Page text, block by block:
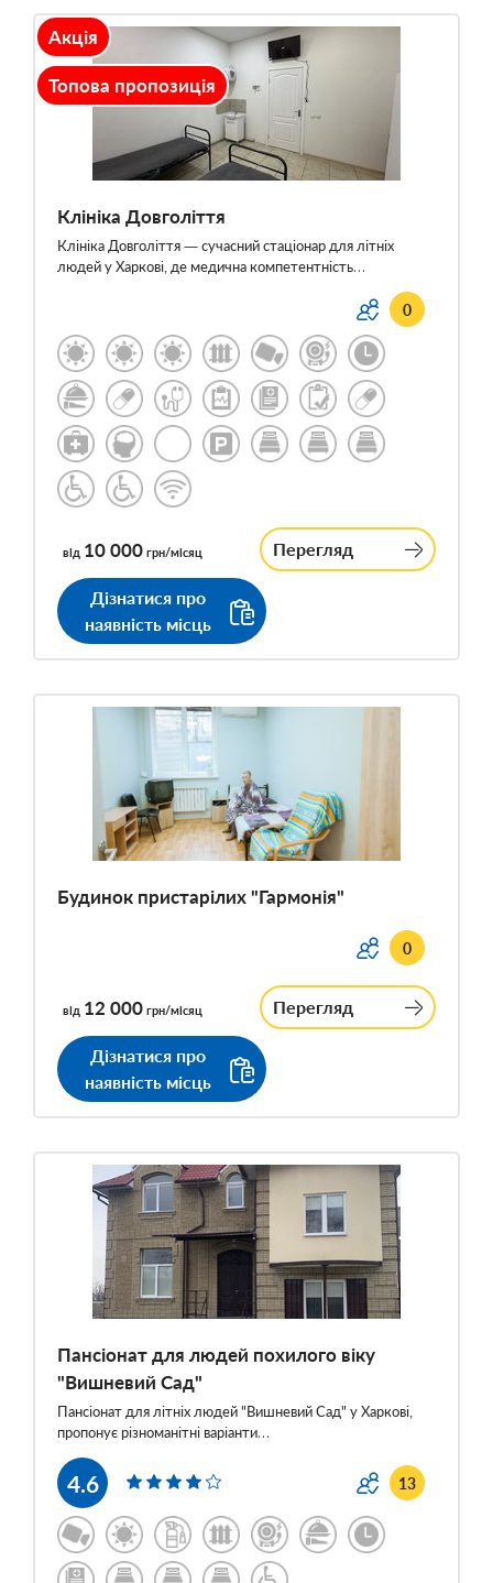
Акція
Топова пропозиція
Клініка Довголіття
Клініка Довголіття — сучасний стаціонар для літніх
людей у Харкові, де медична компетентність…
0
від 10 000 грн/місяц Перегляд
Дізнатися про
наявність місць
Будинок пристарілих "Гармонія"
0
від 12 000 грн/місяц Перегляд
Дізнатися про
наявність місць
Пансіонат для людей похилого віку
"Вишневий Сад"
Пансіонат для літніх людей "Вишневий Сад" у Харкові,
пропонує різноманітні варіанти…
4.6 13